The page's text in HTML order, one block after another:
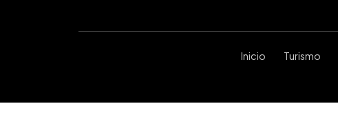
Inicio Turismo